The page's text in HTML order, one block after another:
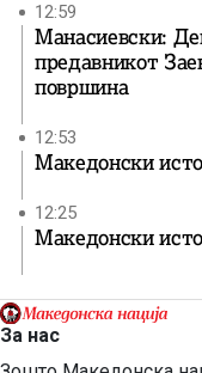
12:59
Манасиевски:
предавникот
површина
12:53
Македонски
12:25
Македонски
За нас